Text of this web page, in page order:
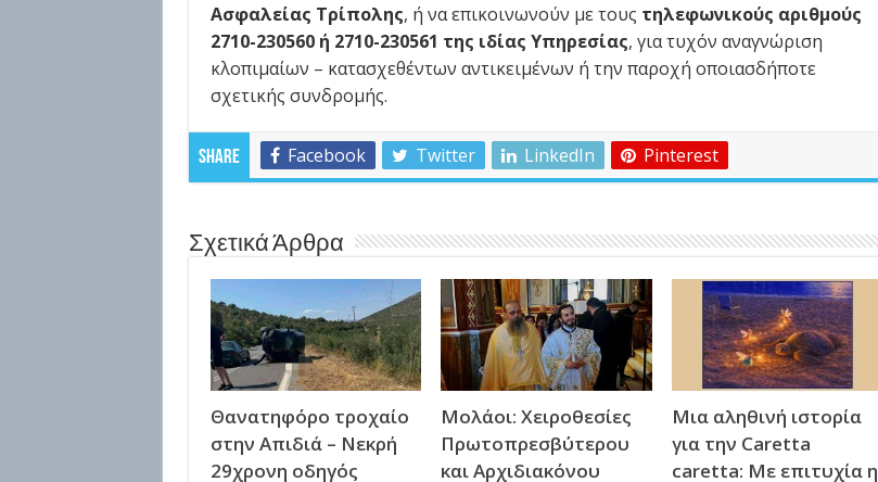
Ασφαλείας Τρίπολης, ή να επικοινωνούν με τους τηλεφωνικούς αριθμούς
2710-230560ή 2710-230561 της ιδίας Υπηρεσίας, για τυχόν αναγνώριση
κλοπιμαίων – κατασχεθέντων αντικειμένων ή την παροχή οποιασδήποτε
σχετικής συνδρομής.
Share Facebook Twitter LinkedIn Pinterest
Σχετικά Άρθρα
Θανατηφόρο τροχαίο
στην Απιδιά – Νεκρή
29χρονη οδηγός
Μολάοι: Χειροθεσίες
Πρωτοπρεσβύτερου
και Αρχιδιακόνου
Μια αληθινή ιστορία
για την Caretta
caretta: Με επιτυχία η